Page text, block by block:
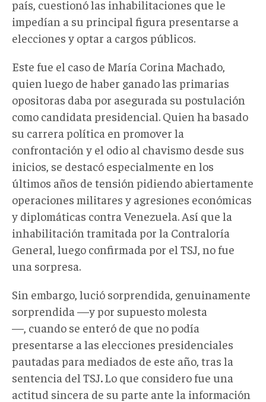
país, cuestionó las inhabilitaciones que le
impedían a su principal figura presentarse a
elecciones y optar a cargos públicos.
Este fue el caso de María Corina Machado,
quien luego de haber ganado las primarias
opositoras daba por asegurada su postulación
como candidata presidencial. Quien ha basado
su carrera política en promover la
confrontación y el odio al chavismo desde sus
inicios, se destacó especialmente en los
últimos años de tensión pidiendo abiertamente
operaciones militares y agresiones económicas
y diplomáticas contra Venezuela. Así que la
inhabilitación tramitada por la Contraloría
General, luego confirmada por el TSJ, no fue
una sorpresa.
Sin embargo, lució sorprendida, genuinamente
sorprendida —y por supuesto molesta
—, cuando se enteró de que no podía
presentarse a las elecciones presidenciales
pautadas para mediados de este año, tras la
sentencia del TSJ.Lo que considero fue una
actitud sincera de su parte ante la información